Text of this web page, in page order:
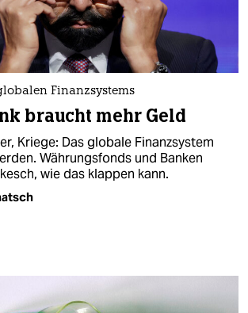
Finanzsystems
braucht mehr Geld
Kriege: Das globale Finanzsystem
Währungsfonds und Banken
wie das klappen kann.